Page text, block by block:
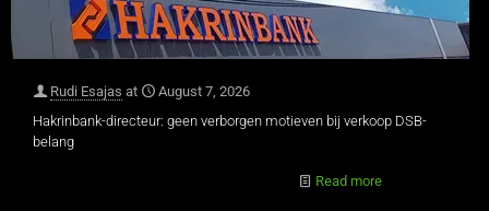
Rudi Esajas at
August 7, 2026
Hakrinbank-directeur: geen verborgen motieven bij verkoop DSB-
belang
Read more